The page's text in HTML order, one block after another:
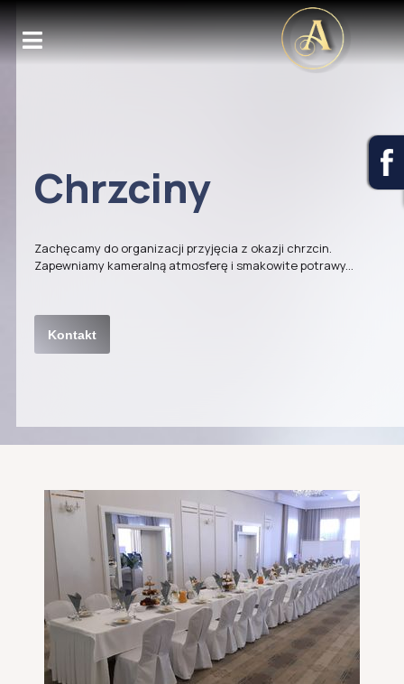
Chrzciny
Zachęcamy do organizacji przyjęcia z okazji chrzcin.
Zapewniamy kameralną atmosferę i smakowite potrawy...
Kontakt